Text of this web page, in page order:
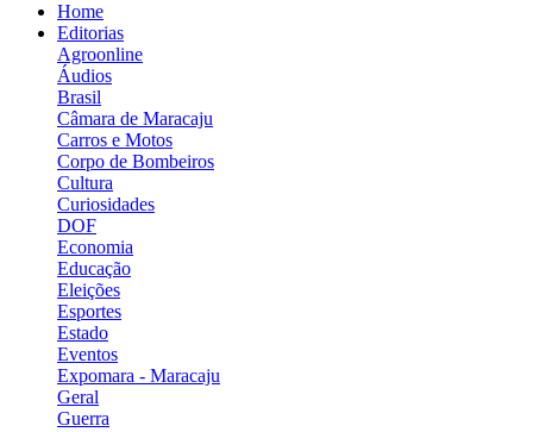
Home
Editorias
Agroonline
Áudios
Brasil
Câmara de Maracaju
Carros e Motos
Corpo de Bombeiros
Cultura
Curiosidades
DOF
Economia
Educação
Eleições
Esportes
Estado
Eventos
Expomara - Maracaju
Geral
Guerra